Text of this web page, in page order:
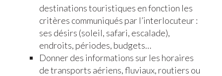
destinations touristiques en fonction les
critères communiqués par l’interlocuteur :
ses désirs (soleil, safari, escalade),
endroits, périodes, budgets…
Donner des informations sur les horaires
de transports aériens, fluviaux, routiers ou